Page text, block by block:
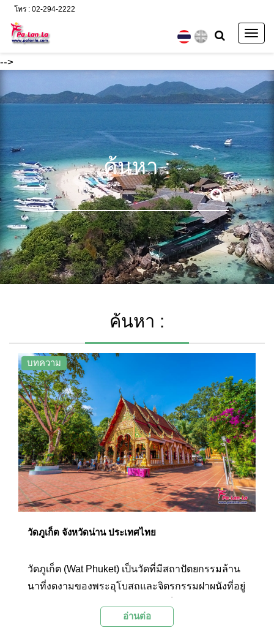
-->
โทร : 02-294-2222
ค้นหา :
ค้นหา :
บทความ
วัดภูเก็ต จังหวัดน่าน ประเทศไทย
วัดภูเก็ต (Wat Phuket) เป็นวัดที่มีสถาปัตยกรรมล้าน
นาที่งดงามของพระอุโบสถและจิตรกรรมฝาผนังที่อยู่
นาเขียวขจีอันกว้างใหญ่ที่มีฉากหลังเป็นทิวเขาที่มี
อ่านต่อ